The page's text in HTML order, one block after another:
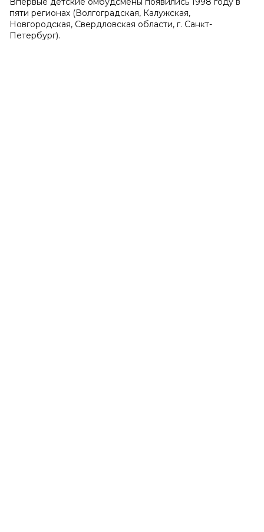
пяти регионах (Волгоградская, Калужская,
Новгородская, Свердловская области, г. Санкт-
Петербург).